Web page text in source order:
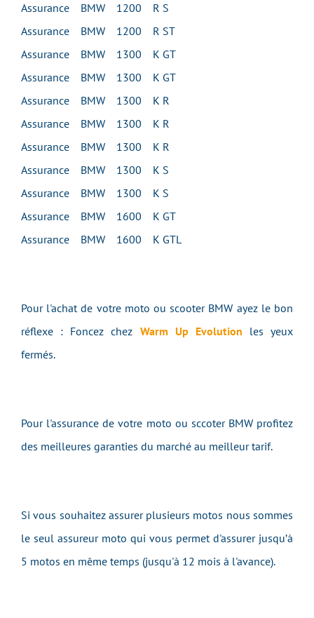
Assurance BMW 1200 R S
Assurance BMW 1200 R ST
Assurance BMW 1300 K GT
Assurance BMW 1300 K GT
Assurance BMW 1300 K R
Assurance BMW 1300 K R
Assurance BMW 1300 K R
Assurance BMW 1300 K S
Assurance BMW 1300 K S
Assurance BMW 1600 K GT
Assurance BMW 1600 K GTL
Pour l'achat de votre moto ou scooter BMW ayez le bon
réflexe : Foncez chez Warm Up Evolution les yeux
fermés.
Pour l'assurance de votre moto ou sccoter BMW profitez
des meilleures garanties du marché au meilleur tarif.
Si vous souhaitez assurer plusieurs motos nous sommes
le seul assureur moto qui vous permet d'assurer jusqu’à
5 motos en même temps (jusqu'à 12 mois à l'avance).